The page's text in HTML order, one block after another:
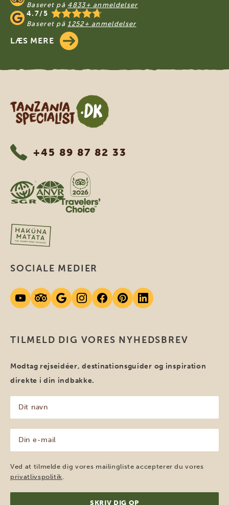
Baseret på 4833+ anmeldelser
4.7/5
Baseret på 1252+ anmeldelser
LÆS MERE
Tanzania Specialist
+45 89 87 82 33
TILMELD DIG VORES NYHEDSBREV
Modtag rejseidéer, destinationsguider og inspiration
direkte i din indbakke.
navn
(Påkrævet)
mail
(Påkrævet)
Ved at tilmelde dig vores mailingliste accepterer du vores
privatlivspolitik
SOCIALE MEDIER